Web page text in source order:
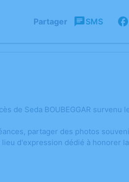
Partager SMS
de Seda BOUBEGGAR survenu
partager des photos
d'expression dédié à honorer la